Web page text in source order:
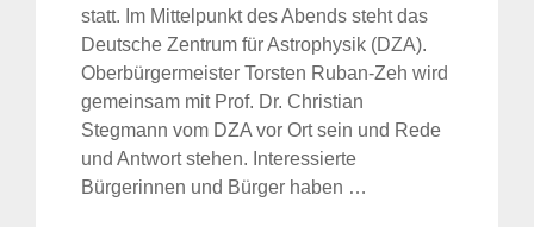
statt. Im Mittelpunkt des Abends steht das
Deutsche Zentrum für Astrophysik (DZA).
Oberbürgermeister Torsten Ruban-Zeh wird
gemeinsam mit Prof. Dr. Christian
Stegmann vom DZA vor Ort sein und Rede
und Antwort stehen. Interessierte
Bürgerinnen und Bürger haben …